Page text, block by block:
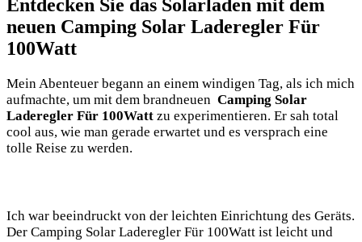
Entdecken Sie das Solarladen mit dem
neuen Camping Solar​ Laderegler Für
100Watt
Mein Abenteuer begann an einem windigen Tag, als ich mich
⁢aufmachte, um mit dem brandneuen ​ Camping Solar
Laderegler Für ‌100Watt zu experimentieren.‍ Er sah total
cool aus, wie man gerade erwartet und‌ es versprach​ eine
tolle Reise zu werden.
Ich war beeindruckt von ⁣der leichten Einrichtung des⁤ Geräts.
Der Camping⁤ Solar Laderegler Für 100Watt ist leicht und